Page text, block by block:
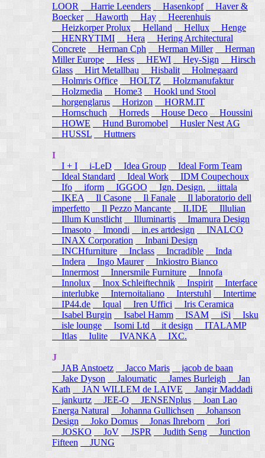
LOOR
Harrie Leenders Hasenkopf
Haver &
Boecker
Haworth Hay
Heerenhuis
Heizkorper Prolux
Helland Hellux
Henge
HENRYTIMI
Hera
Hering Architectural
Concrete
Herman Cph Herman Miller
Herman
Miller Europe
Hess HEWI Hey-Sign
Hirsch
Glass
Hirt Metallbau Hisbalit
Holmegaard
Holmris Office
HOLTZ
Holzmanufaktur
Holzmedia
Home3
Hookl und Stool
horgenglarus
Horizon
HORM.IT
Hornschuch
Horreds House Deco
Houssini
HOWE
Hund Buromobel
Husler Nest AG
HUSSL
Huttners
I
I + I
i-LeD Idea Group
Ideal Form Team
Ideal Standard
Ideal Work
IDM Coupechoux
Ifo
iform IGGOO Ign. Design.
iittala
IKEA
Il Casone Il Fanale
Il laboratorio dell
imperfetto
Il Pezzo Mancante ILIDE
Illulian
Illum Kunstlicht
Illuminartis
Imamura Design
Imasoto
Imondi in.es artdesign
INALCO
INAX Corporation
Inbani Design
INCHfurniture
Inclass Incradible
Inda
Indera
Ingo Maurer
Inkiostro Bianco
Innermost
Innersmile Furniture
Innofa
Innolux
Inox Schleiftechnik Inspirit
Interface
interlubke
Internoitaliano Interstuhl
Intertime
IP44.de
Iqual Iren Uffici
Iris Ceramica
Isabel Burgin
Isabel Hamm ISAM iSi Isku
isle lounge
Isomi Ltd it design
ITALAMP
Itlas
Iulite IVANKA IXC.
J
JAB Anstoetz
Jacco Maris
jacob de baan
Jake Dyson
Jaloumatic James Burleigh
Jan
Kath
JAN WILLEM de LAIVE
Jangir Maddadi
jankurtz JEE-O JENSENplus
Joan Lao
Energa Natural
Johanna Gullichsen
Johanson
Design
Joko Domus Jonas Ihreborn
Jori
JOSKO
JoV JSPR Judith Seng
Junction
Fifteen
JUNG